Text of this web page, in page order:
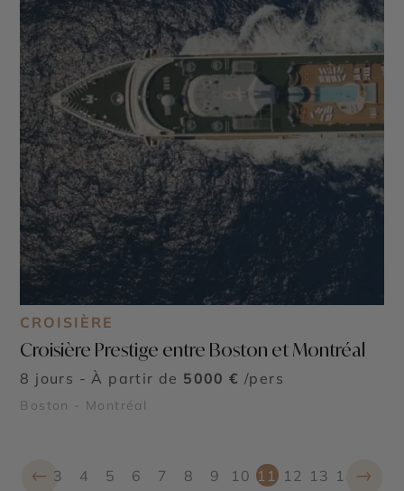
CROISIÈRE
Croisière Prestige entre Boston et Montréal
8 jours - À partir de 5000 € /pers
Boston - Montréal
← 3 4 5 6 7 8 9 10 11 12 13 14 →